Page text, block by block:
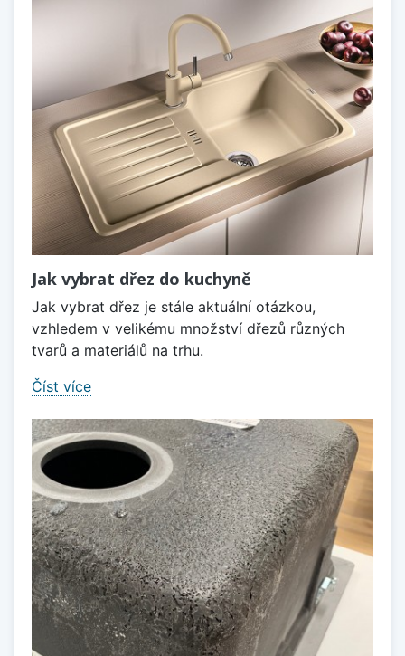
Jak vybrat dřez do kuchyně
Jak vybrat dřez je stále aktuální otázkou,
vzhledem v velikému množství dřezů různých
tvarů a materiálů na trhu.
Číst více